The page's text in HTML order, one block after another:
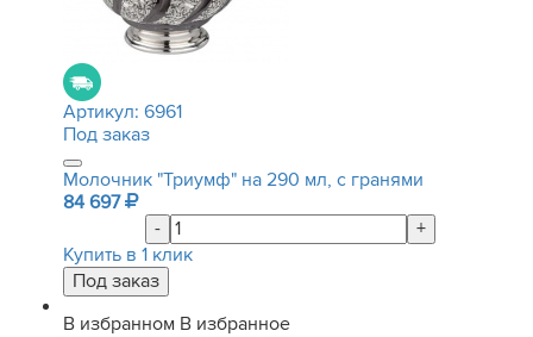
Артикул: 6961
Под заказ
Молочник "Триумф" на 290 мл, с гранями
84 697
-
+
Купить в 1 клик
В избранном В избранное